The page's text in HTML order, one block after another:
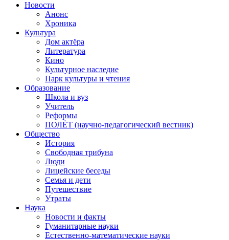
Новости
Анонс
Хроника
Культура
Дом актёра
Литература
Кино
Культурное наследие
Парк культуры и чтения
Образование
Школа и вуз
Учитель
Реформы
ПОЛЁТ (научно-педагогический вестник)
Общество
История
Свободная трибуна
Люди
Лицейские беседы
Семья и дети
Путешествие
Утраты
Наука
Новости и факты
Гуманитарные науки
Естественно-математические науки